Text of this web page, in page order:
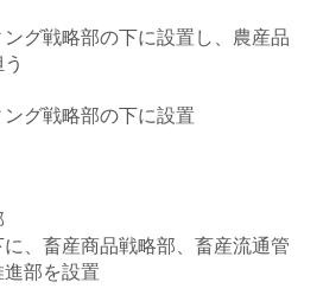
グ戦略部の下に設置し、農産品
グ戦略部の下に設置
、畜産商品戦略部、畜産流通管
部を設置